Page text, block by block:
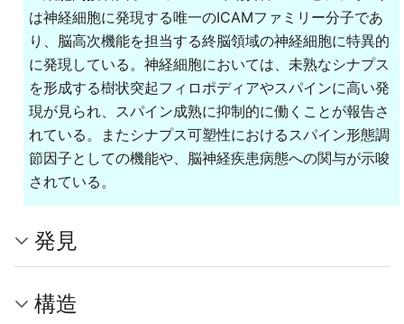
は神経細胞に発現する唯一のICAMファミリー分子であ
り、脳高次機能を担当する終脳領域の神経細胞に特異的
に発現している。神経細胞においては、未熟なシナプス
を形成する樹状突起フィロポディアやスパインに高い発
現が見られ、スパイン成熟に抑制的に働くことが報告さ
れている。またシナプス可塑性におけるスパイン形態調
節因子としての機能や、脳神経疾患病態への関与が示唆
されている。
発見
構造